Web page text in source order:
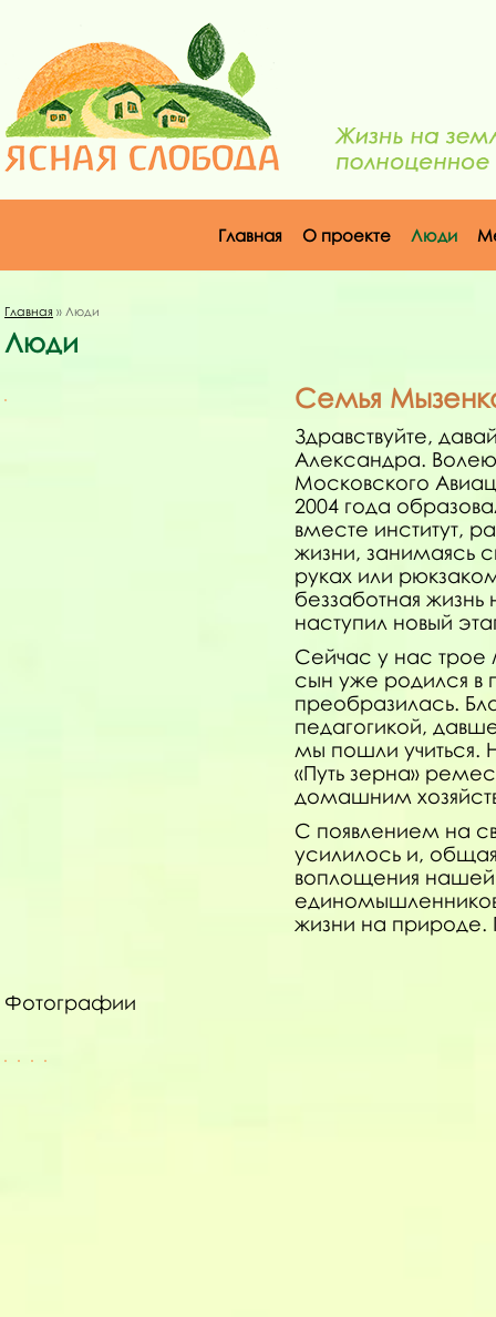
Главная О проекте Люди
Главная » Люди
Люди
Семья
Здравствуйте,
Александра.
Московского
2004 года
вместе институт,
жизни, занимаясь
руках или
беззаботная
наступил новый
Сейчас у нас трое
сын уже родился
преобразилась.
педагогикой,
мы пошли учиться.
«Путь зерна»
домашним
С появлением на
усилилось и,
воплощения нашей
жизни на
Фотографии